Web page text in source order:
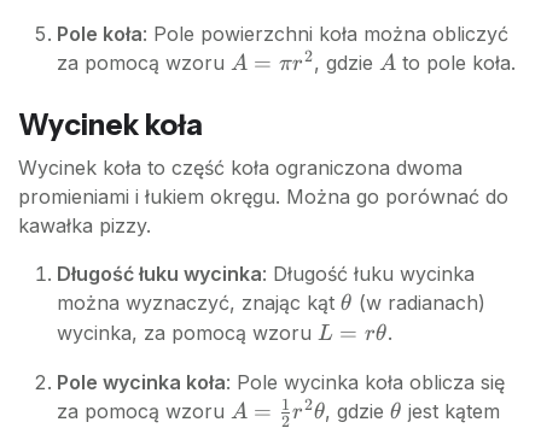
Pole koła: Pole powierzchni koła można obliczyć
za pomocą wzoru A
A = πr2, gdzie A
Ato pole koła.
Wycinek koła
Wycinek koła to część koła ograniczona dwoma
promieniami i łukiem okręgu. Można go porównać do
kawałka pizzy.
Długość łuku wycinka: Długość łuku wycinka
można wyznaczyć, znając kąt \theta
θ (w radianach)
wycinka, za pomocą wzoru L =
L = rθ.
Pole wycinka koła: Pole wycinka koła oblicza się
za pomocą wzoru A = \frac{1}
A = 2
1 r2θ, gdzie\theta
θ jest kątem